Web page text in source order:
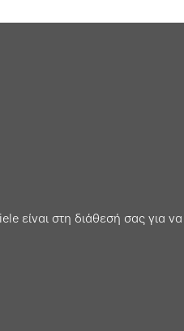
είναι στη διάθεσή σας για να